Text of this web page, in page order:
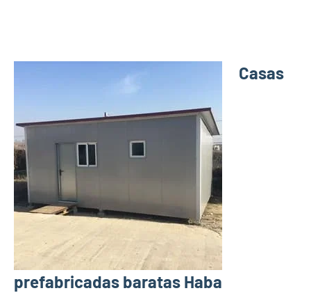
Casas
prefabricadas baratas Haba